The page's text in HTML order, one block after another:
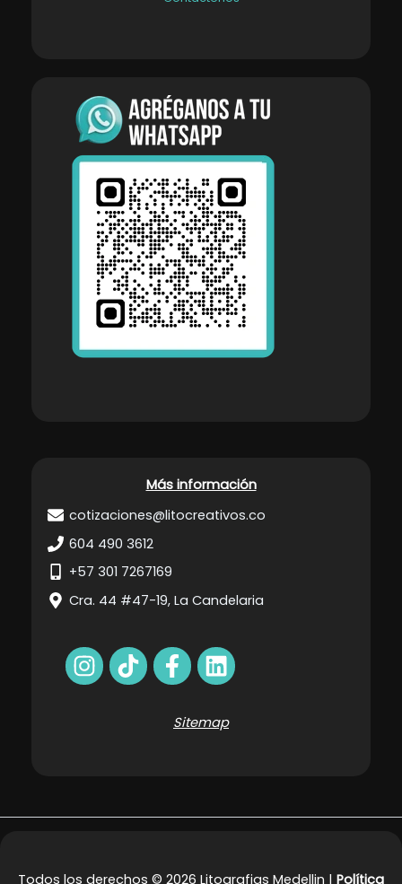
Más información
cotizaciones@litocreativos.co
604 490 3612
+57 301 7267169
Cra. 44 #47-19, La Candelaria
Sitemap
Todos los derechos © 2026 Litografias Medellin | Política